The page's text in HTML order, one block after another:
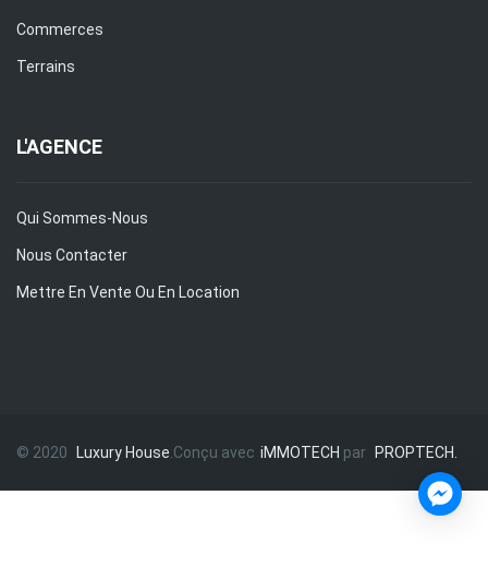
Commerces
Terrains
L'AGENCE
Qui Sommes-Nous
Nous Contacter
Mettre En Vente Ou En Location
© 2020 Luxury House .Conçu avec iMMOTECH par PROPTECH.